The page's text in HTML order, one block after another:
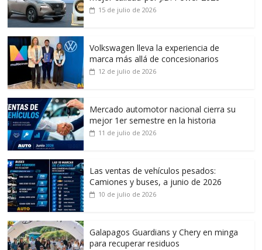
15 de julio de 2026
Volkswagen lleva la experiencia de
marca más allá de concesionarios
12 de julio de 2026
Mercado automotor nacional cierra su
mejor 1er semestre en la historia
11 de julio de 2026
Las ventas de vehículos pesados:
Camiones y buses, a junio de 2026
10 de julio de 2026
Galapagos Guardians y Chery en minga
para recuperar residuos